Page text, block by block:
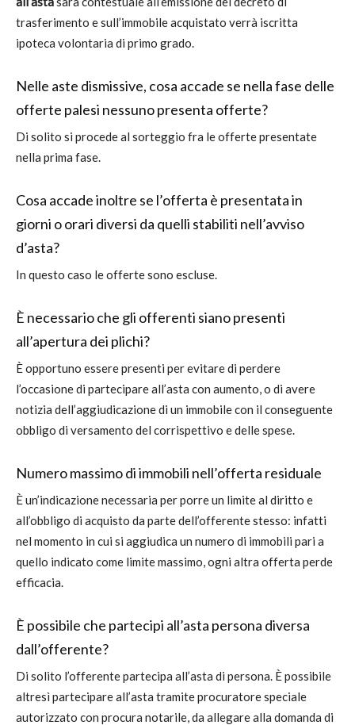
trasferimento e sull’immobile acquistato verrà iscritta
ipoteca volontaria di primo grado.
Nelle aste dismissive, cosa accade se nella fase delle
offerte palesi nessuno presenta offerte?
Di solito si procede al sorteggio fra le offerte presentate
nella prima fase.
Cosa accade inoltre se l’offerta è presentata in
giorni o orari diversi da quelli stabiliti nell’avviso
d’asta?
In questo caso le offerte sono escluse.
È necessario che gli offerenti siano presenti
all’apertura dei plichi?
È opportuno essere presenti per evitare di perdere
l’occasione di partecipare all’asta con aumento, o di avere
notizia dell’aggiudicazione di un immobile con il conseguente
obbligo di versamento del corrispettivo e delle spese.
Numero massimo di immobili nell’offerta residuale
È un’indicazione necessaria per porre un limite al diritto e
all’obbligo di acquisto da parte dell’offerente stesso: infatti
nel momento in cui si aggiudica un numero di immobili pari a
quello indicato come limite massimo, ogni altra offerta perde
efficacia.
È possibile che partecipi all’asta persona diversa
dall’offerente?
Di solito l’offerente partecipa all’asta di persona. È possibile
altresì partecipare all’asta tramite procuratore speciale
autorizzato con procura notarile, da allegare alla domanda di